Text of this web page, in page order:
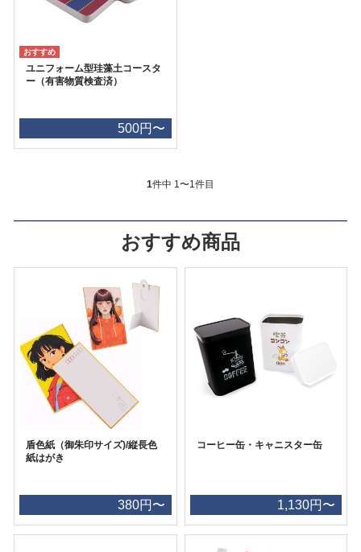
ユニフォーム型珪藻土コースタ
ー（有害物質検査済）
500円〜
1件中 1〜1件目
おすすめ商品
盾色紙（御朱印サイズ)/縦長色
紙はがき
380円〜
コーヒー缶・キャニスター缶
1,130円〜